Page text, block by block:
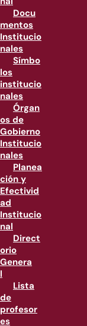
Docu
mentos
Institucio
nales
Símbo
los
institucio
nales
Órgan
os de
Gobierno
Institucio
nales
Planea
ción y
Efectivid
ad
Institucio
nal
Direct
orio
Genera
l
Lista
de
profesor
es